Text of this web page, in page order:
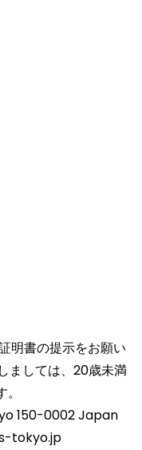
明書の提示をお願い
ましては、20歳未満
150-0002 Japan
tokyo.jp